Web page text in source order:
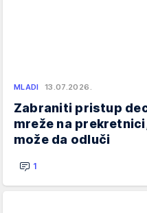
MLADI 13.07.2026.
Zabraniti pristup
mreže na
može da odluči
1